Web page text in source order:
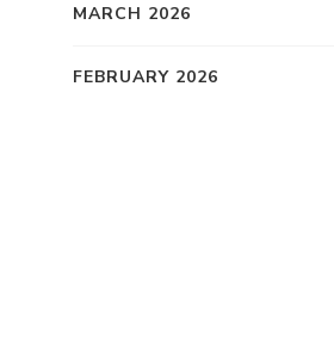
MARCH 2026
FEBRUARY 2026